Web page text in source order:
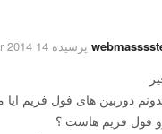
پرسیده 14 September 2014
دوربین های فول فریم